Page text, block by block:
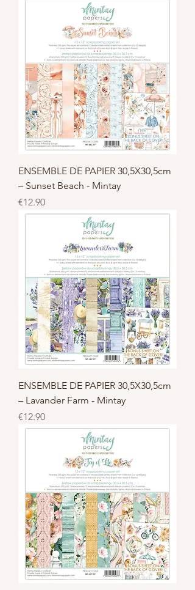
ENSEMBLE DE PAPIER 30,5X30,5cm
– Sunset Beach - Mintay
Price
€12.90
ENSEMBLE DE PAPIER 30,5X30,5cm
– Lavander Farm - Mintay
Price
€12.90